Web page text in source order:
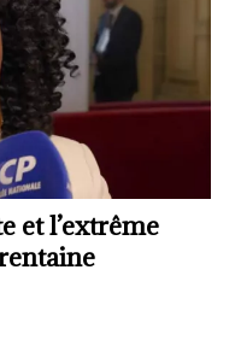
et l’extrême